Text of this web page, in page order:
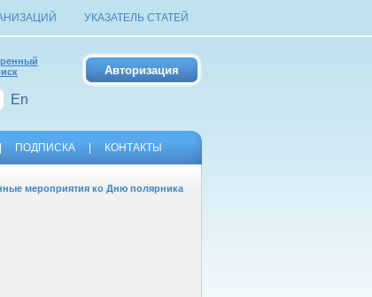
УКАЗАТЕЛЬ СТАТЕЙ
En
ПОДПИСКА КОНТАКТЫ
мероприятия ко Дню полярника